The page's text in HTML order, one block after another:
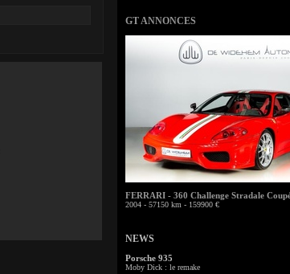
GT ANNONCES
FERRARI - 360 Challenge Stradale
2004 - 57150 km - 159900 €
NEWS
Porsche 935
Moby Dick : le remake